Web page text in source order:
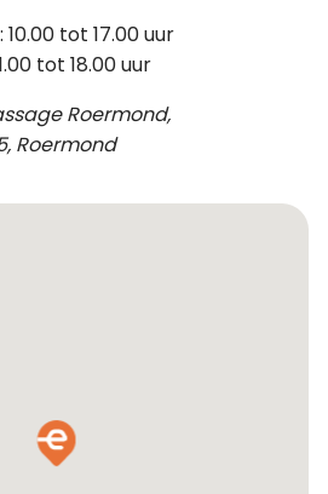
tot 17.00 uur
tot 18.00 uur
Roermond,
Roermond